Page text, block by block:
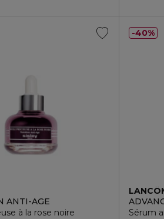
ANTI-AGE
à la rose noire
Sérum
40%